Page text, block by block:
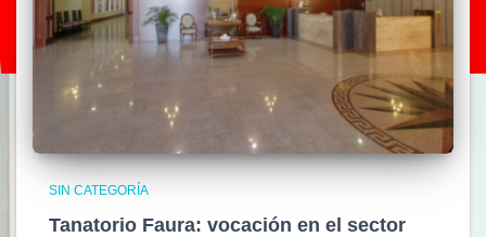
SIN CATEGORÍA
Tanatorio Faura: vocación en el sector